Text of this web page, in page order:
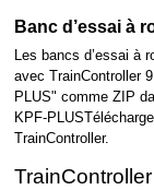
Banc d’essai à
Les bancs d’essai à
avec TrainController
PLUS" comme ZIP
KPF-
TrainController.